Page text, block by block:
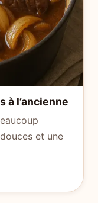
à l’ancienne
et une